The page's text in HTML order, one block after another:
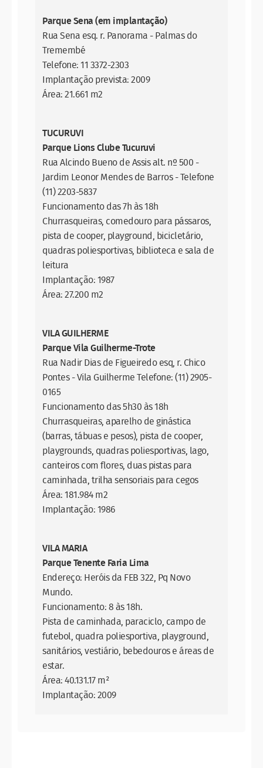
Parque Sena (em implantação)
Rua Sena esq. r. Panorama - Palmas do
Tremembé
Telefone: 11 3372-2303
Implantação prevista: 2009
Área: 21.661 m2
TUCURUVI
Parque Lions Clube Tucuruvi
Rua Alcindo Bueno de Assis alt. nº 500 -
Jardim Leonor Mendes de Barros - Telefone
(11) 2203-5837
Funcionamento das 7h às 18h
Churrasqueiras, comedouro para pássaros,
pista de cooper, playground, bicicletário,
quadras poliesportivas, biblioteca e sala de
leitura
Implantação: 1987
Área: 27.200 m2
VILA GUILHERME
Parque Vila Guilherme-Trote
Rua Nadir Dias de Figueiredo esq, r. Chico
Pontes - Vila Guilherme Telefone: (11) 2905-
0165
Funcionamento das 5h30 às 18h
Churrasqueiras, aparelho de ginástica
(barras, tábuas e pesos), pista de cooper,
playgrounds, quadras poliesportivas, lago,
canteiros com flores, duas pistas para
caminhada, trilha sensoriais para cegos
Área: 181.984 m2
Implantação: 1986
VILA MARIA
Parque Tenente Faria Lima
Endereço: Heróis da FEB 322, Pq Novo
Mundo.
Funcionamento: 8 às 18h.
Pista de caminhada, paraciclo, campo de
futebol, quadra poliesportiva, playground,
sanitários, vestiário, bebedouros e áreas de
estar.
Área: 40.131.17 m²
Implantação: 2009